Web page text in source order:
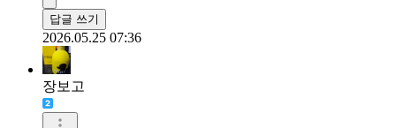
답글 쓰기
2026.05.25 07:36
장보고